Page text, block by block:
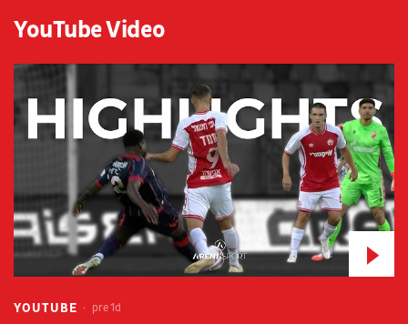
YouTube Video
YOUTUBE pre 1d